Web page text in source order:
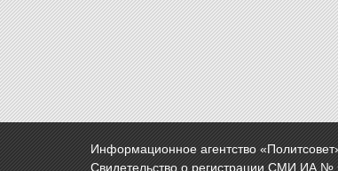
Информационное агентство
Свидетельство о регистрации СМИ ИА №